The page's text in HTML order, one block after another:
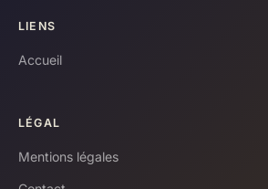
LIENS
Accueil
LÉGAL
Mentions légales